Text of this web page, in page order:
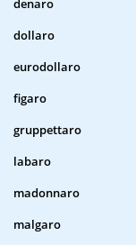
denaro
dollaro
eurodollaro
figaro
gruppettaro
labaro
madonnaro
malgaro